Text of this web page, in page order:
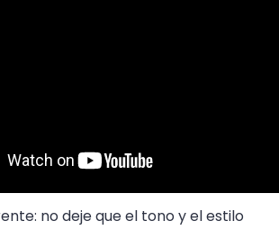
no deje que el tono y el estilo